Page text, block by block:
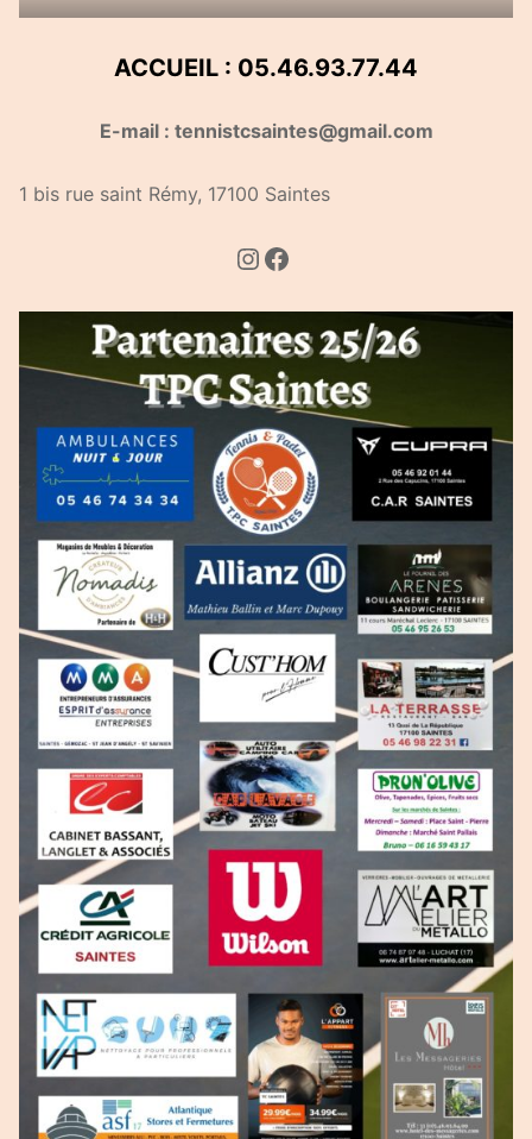
ACCUEIL : 05.46.93.77.44
E-mail : tennistcsaintes@gmail.com
1 bis rue saint Rémy, 17100 Saintes
Instagram
Facebook